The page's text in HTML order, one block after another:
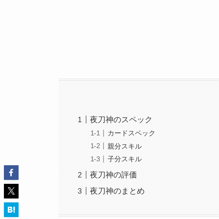
夜刀神のスペック
カードスペック
親分スキル
子分スキル
夜刀神の評価
夜刀神のまとめ